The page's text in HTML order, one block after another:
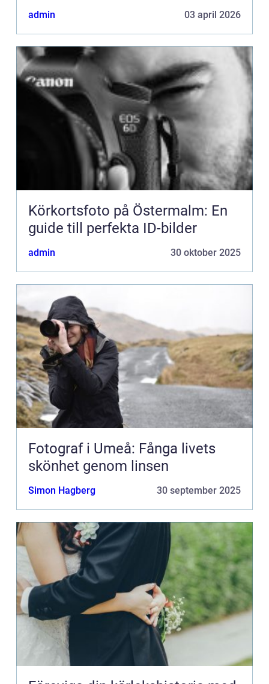
admin 03 april 2026
Körkortsfoto på Östermalm: En
guide till perfekta ID-bilder
admin 30 oktober 2025
Fotograf i Umeå: Fånga livets
skönhet genom linsen
Simon Hagberg 30 september 2025